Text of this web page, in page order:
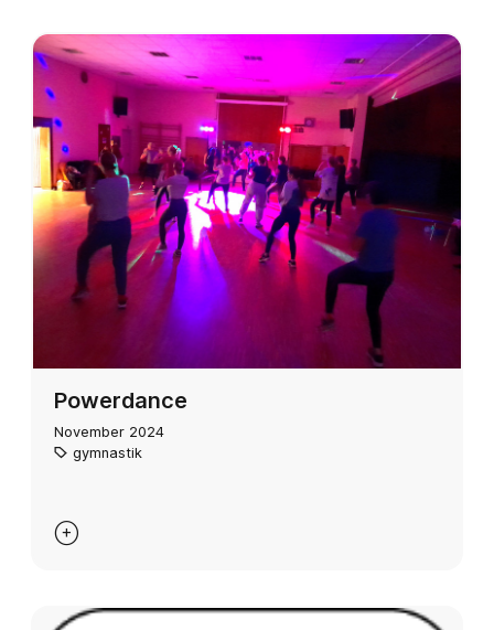
Powerdance
November 2024
gymnastik
